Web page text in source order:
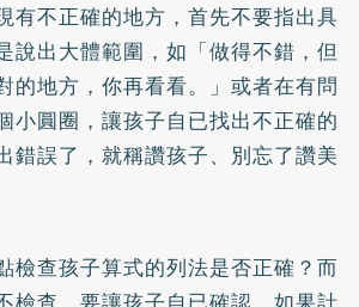
有不正確的地方，首先不要指出具
說出大體範圍，如「做得不錯，但
的地方，你再看看。」或者在有問
小圓圈，讓孩子自已找出不正確的
錯誤了，就稱讚孩子、別忘了讚美
檢查孩子算式的列法是否正確？而